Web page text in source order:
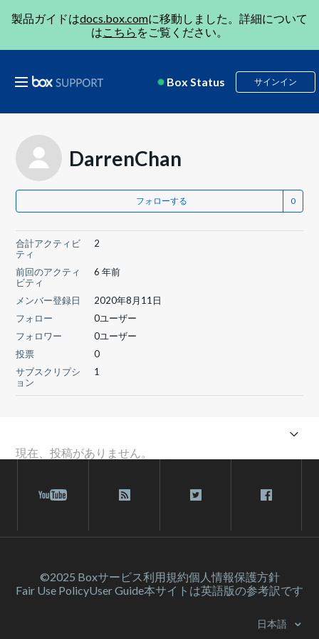
製品ガイドはdocs.box.comに移動しました。詳細について
はこちら をご覧ください。
Box Status サインイン
DarrenChan
フォローする
合計アクティビ
ティ
2
前回のアクティ
ビティ
6 年前
メンバー登録日
2020年8月11日
フォロー
0ユーザー
フォロワー
0ユーザー
投票
0
サブスクリプシ
ョン
1
現在、投稿がありません。
©2025 Boxサービス利⽤規約個人情報保護方針
Fair Use PolicyUser Guide本サイトは英語版の参考訳です
日本語